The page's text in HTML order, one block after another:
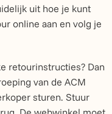
uit hoe je kunt
online aan en volg je
retourinstructies? Dan
van de ACM
sturen. Stuur